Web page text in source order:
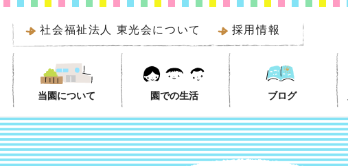
社会福祉法人 東光会について 採用情報
当園について 園での生活 ブログ